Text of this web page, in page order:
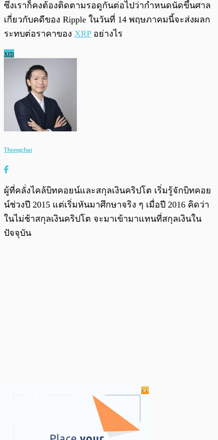
ซึ่งเราก็คงต้องติดตามรอดูกันต่อไปว่ากำหนดนัดขึ้นศาล
เกี่ยวกับคดีของ Ripple ในวันที่ 14 พฤษภาคมนี้จะส่งผลก
ระทบต่อราคาของ XRPอย่างไร
xrp
Thongchai
ผู้ที่คลั่งไคล้บิทคอยน์และสกุลเงินคริปโต เริ่มรู้จักบิทคอย
น์ช่วงปี 2015 แต่เริ่มหันมาศึกษาจริง ๆ เมื่อปี 2016 คิดว่า
ในไม่ช้าสกุลเงินคริปโต จะมาเข้ามาแทนที่สกุลเงินใน
ปัจจุบัน